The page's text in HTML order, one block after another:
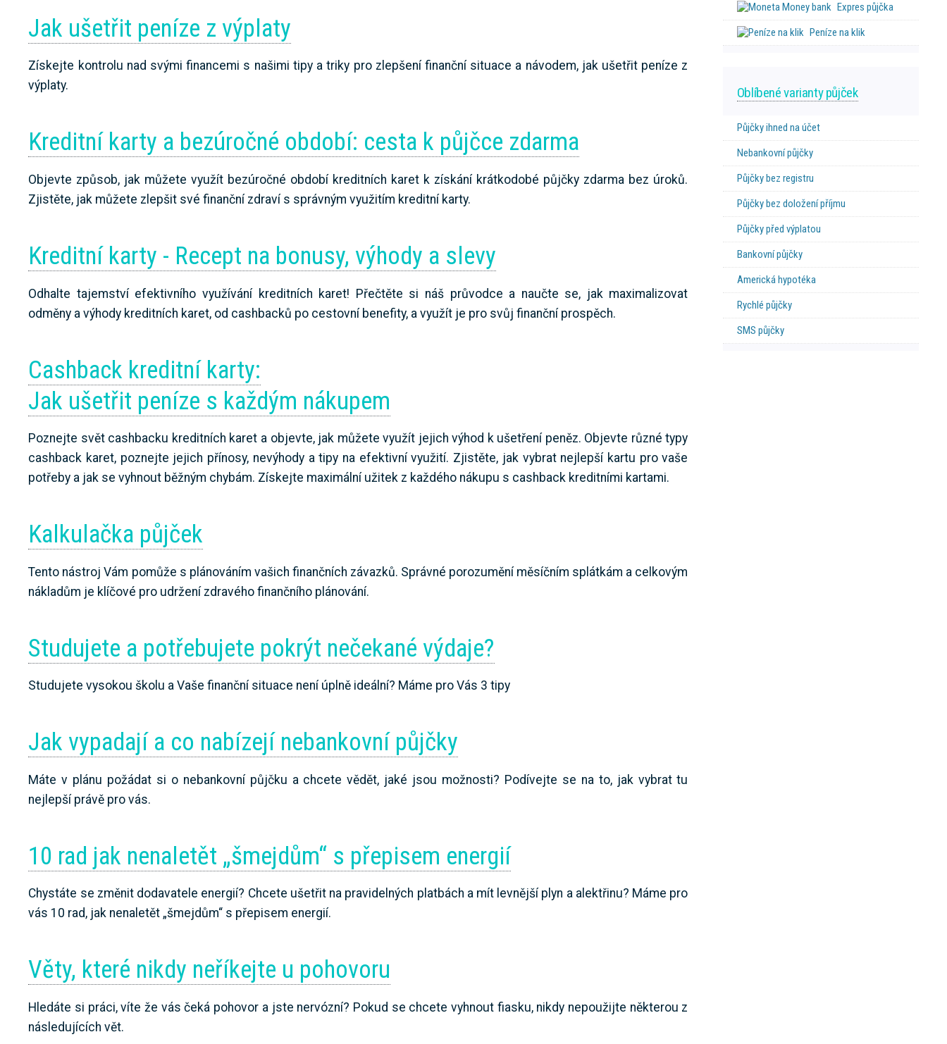
Jak ušetřit peníze z výplaty
Získejte kontrolu nad svými financemi s našimi tipy a triky pro zlepšení finanční situace a návodem, jak ušetřit peníze z
výplaty.
Kreditní karty a bezúročné období: cesta k půjčce zdarma
Objevte způsob, jak můžete využít bezúročné období kreditních karet k získání krátkodobé půjčky zdarma bez úroků.
Zjistěte, jak můžete zlepšit své finanční zdraví s správným využitím kreditní karty.
Kreditní karty - Recept na bonusy, výhody a slevy
Odhalte tajemství efektivního využívání kreditních karet! Přečtěte si náš průvodce a naučte se, jak maximalizovat
odměny a výhody kreditních karet, od cashbacků po cestovní benefity, a využít je pro svůj finanční prospěch.
Cashback kreditní karty:
Jak ušetřit peníze s každým nákupem
Poznejte svět cashbacku kreditních karet a objevte, jak můžete využít jejich výhod k ušetření peněz. Objevte různé typy
cashback karet, poznejte jejich přínosy, nevýhody a tipy na efektivní využití. Zjistěte, jak vybrat nejlepší kartu pro vaše
potřeby a jak se vyhnout běžným chybám. Získejte maximální užitek z každého nákupu s cashback kreditními kartami.
Kalkulačka půjček
Tento nástroj Vám pomůže s plánováním vašich finančních závazků. Správné porozumění měsíčním splátkám a celkovým
nákladům je klíčové pro udržení zdravého finančního plánování.
Studujete a potřebujete pokrýt nečekané výdaje?
Studujete vysokou školu a Vaše finanční situace není úplně ideální? Máme pro Vás 3 tipy
Jak vypadají a co nabízejí nebankovní půjčky
Máte v plánu požádat si o nebankovní půjčku a chcete vědět, jaké jsou možnosti? Podívejte se na to, jak vybrat tu
nejlepší právě pro vás.
10 rad jak nenaletět „šmejdům“ s přepisem energií
Chystáte se změnit dodavatele energií? Chcete ušetřit na pravidelných platbách a mít levnější plyn a alektřinu? Máme pro
vás 10 rad, jak nenaletět „šmejdům“ s přepisem energií.
Věty, které nikdy neříkejte u pohovoru
Hledáte si práci, víte že vás čeká pohovor a jste nervózní? Pokud se chcete vyhnout fiasku, nikdy nepoužijte některou z
následujících vět.
Expres půjčka
Peníze na klik
Oblíbené varianty půjček
Půjčky ihned na účet
Nebankovní půjčky
Půjčky bez registru
Půjčky bez doložení příjmu
Půjčky před výplatou
Bankovní půjčky
Americká hypotéka
Rychlé půjčky
SMS půjčky